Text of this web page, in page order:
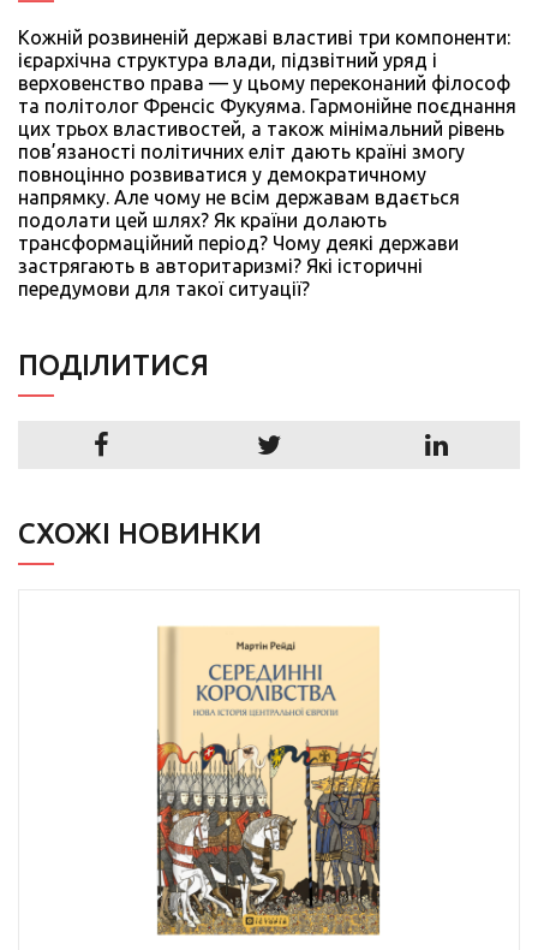
Кожній розвиненій державі властиві три компоненти:
ієрархічна структура влади, підзвітний уряд і
верховенство права — у цьому переконаний філософ
та політолог Френсіс Фукуяма. Гармонійне поєднання
цих трьох властивостей, а також мінімальний рівень
пов’язаності політичних еліт дають країні змогу
повноцінно розвиватися у демократичному
напрямку. Але чому не всім державам вдається
подолати цей шлях? Як країни долають
трансформаційний період? Чому деякі держави
застрягають в авторитаризмі? Які історичні
передумови для такої ситуації?
ПОДIЛИТИСЯ
СХОЖІ НОВИНКИ